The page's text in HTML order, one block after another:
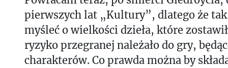
pierwszych lat „Kultury”, dlatego że
myśleć o wielkości dzieła, które
ryzyko przegranej należało do gry,
charakterów. Co prawda można by